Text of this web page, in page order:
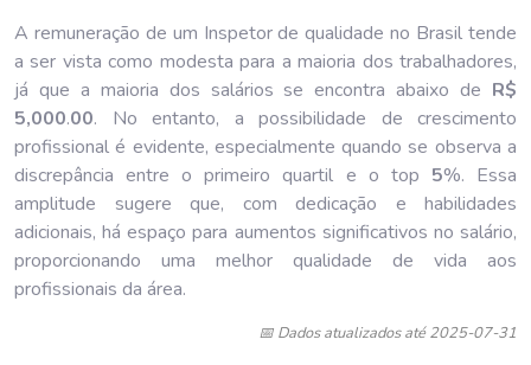
A remuneração de um Inspetor de qualidade no Brasil tende
a ser vista como modesta para a maioria dos trabalhadores,
já que a maioria dos salários se encontra abaixo de R$
5,000.00. No entanto, a possibilidade de crescimento
profissional é evidente, especialmente quando se observa a
discrepância entre o primeiro quartil e o top 5%. Essa
amplitude sugere que, com dedicação e habilidades
adicionais, há espaço para aumentos significativos no salário,
proporcionando uma melhor qualidade de vida aos
profissionais da área.
📅 Dados atualizados até 2025-07-31